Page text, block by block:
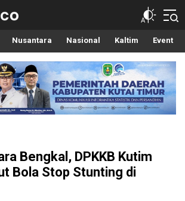
Nusantara Nasional Kaltim Event
Bengkal, DPKKB Kutim
Bola Stop Stunting di